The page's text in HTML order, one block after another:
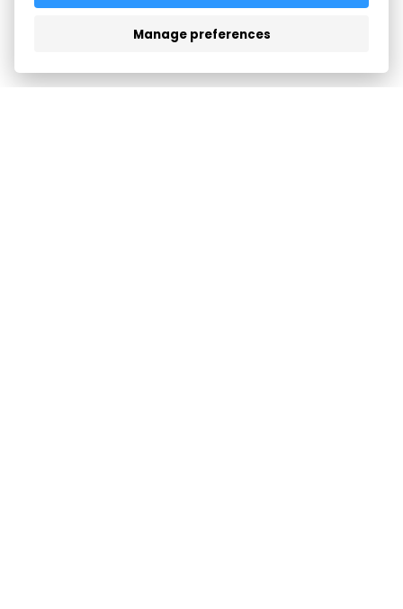
Manage preferences